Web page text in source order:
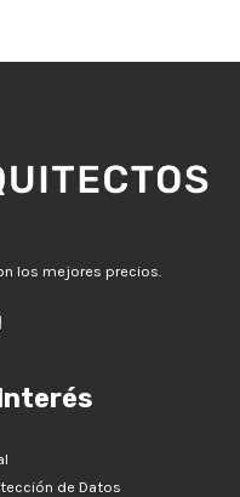
los mejores precios.
de Datos